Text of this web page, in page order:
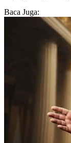
Baca Juga: